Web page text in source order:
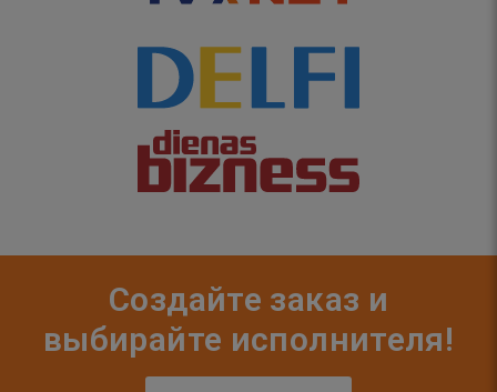
Создайте заказ и
выбирайте исполнителя!